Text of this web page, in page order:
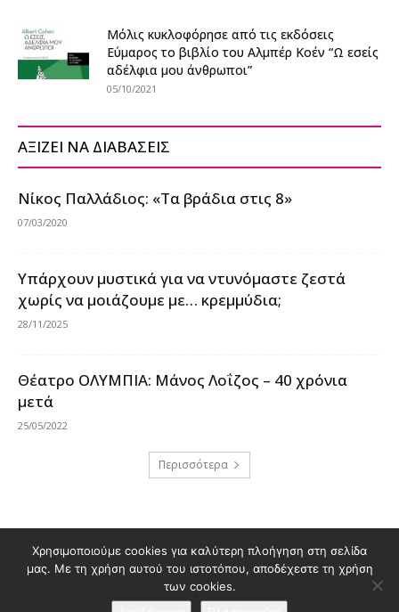
Μόλις κυκλοφόρησε από τις εκδόσεις
Εύμαρος το βιβλίο του Αλμπέρ Κοέν “Ω εσείς
αδέλφια μου άνθρωποι”
05/10/2021
ΑΞΙΖΕΙ ΝΑ ΔΙΑΒΑΣΕΙΣ
Νίκος Παλλάδιος: «Τα βράδια στις 8»
07/03/2020
Υπάρχουν μυστικά για να ντυνόμαστε ζεστά
χωρίς να μοιάζουμε με… κρεμμύδια;
28/11/2025
Θέατρο ΟΛΥΜΠΙΑ: Μάνος Λοΐζος – 40 χρόνια
μετά
25/05/2022
Περισσότερα
Διαφημιστείτε στο Polis Magazino
Όροι χρήσης & Πολιτική Προστασίας Προσωπικών Δεδομένων
Επικοινωνία
Χρησιμοποιούμε cookies για καλύτερη πλοήγηση στη σελίδα
μας. Με τη χρήση αυτού του ιστοτόπου, αποδέχεστε τη χρήση
των cookies.